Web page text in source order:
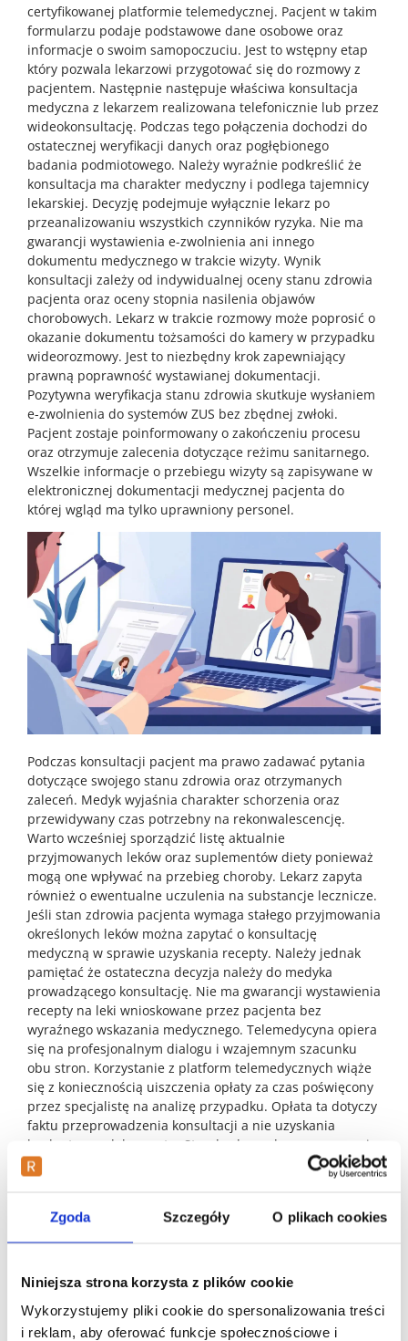
Zgoda Szczegóły O plikach cookies
Niniejsza strona korzysta z plików cookie
Wykorzystujemy pliki cookie do spersonalizowania treści
i reklam, aby oferować funkcje społecznościowe i
certyfikowanej platformie telemedycznej. Pacjent w takim
formularzu podaje podstawowe dane osobowe oraz
informacje o swoim samopoczuciu. Jest to wstępny etap
który pozwala lekarzowi przygotować się do rozmowy z
pacjentem. Następnie następuje właściwa konsultacja
medyczna z lekarzem realizowana telefonicznie lub przez
wideokonsultację. Podczas tego połączenia dochodzi do
ostatecznej weryfikacji danych oraz pogłębionego
badania podmiotowego. Należy wyraźnie podkreślić że
konsultacja ma charakter medyczny i podlega tajemnicy
lekarskiej. Decyzję podejmuje wyłącznie lekarz po
przeanalizowaniu wszystkich czynników ryzyka. Nie ma
gwarancji wystawienia e-zwolnienia ani innego
dokumentu medycznego w trakcie wizyty. Wynik
konsultacji zależy od indywidualnej oceny stanu zdrowia
pacjenta oraz oceny stopnia nasilenia objawów
chorobowych. Lekarz w trakcie rozmowy może poprosić o
okazanie dokumentu tożsamości do kamery w przypadku
wideorozmowy. Jest to niezbędny krok zapewniający
prawną poprawność wystawianej dokumentacji.
Pozytywna weryfikacja stanu zdrowia skutkuje wysłaniem
e-zwolnienia do systemów ZUS bez zbędnej zwłoki.
Pacjent zostaje poinformowany o zakończeniu procesu
oraz otrzymuje zalecenia dotyczące reżimu sanitarnego.
Wszelkie informacje o przebiegu wizyty są zapisywane w
elektronicznej dokumentacji medycznej pacjenta do
której wgląd ma tylko uprawniony personel.
Podczas konsultacji pacjent ma prawo zadawać pytania
dotyczące swojego stanu zdrowia oraz otrzymanych
zaleceń. Medyk wyjaśnia charakter schorzenia oraz
przewidywany czas potrzebny na rekonwalescencję.
Warto wcześniej sporządzić listę aktualnie
przyjmowanych leków oraz suplementów diety ponieważ
mogą one wpływać na przebieg choroby. Lekarz zapyta
również o ewentualne uczulenia na substancje lecznicze.
Jeśli stan zdrowia pacjenta wymaga stałego przyjmowania
określonych leków można zapytać o konsultację
medyczną w sprawie uzyskania recepty. Należy jednak
pamiętać że ostateczna decyzja należy do medyka
prowadzącego konsultację. Nie ma gwarancji wystawienia
recepty na leki wnioskowane przez pacjenta bez
wyraźnego wskazania medycznego. Telemedycyna opiera
się na profesjonalnym dialogu i wzajemnym szacunku
obu stron. Korzystanie z platform telemedycznych wiąże
się z koniecznością uiszczenia opłaty za czas poświęcony
przez specjalistę na analizę przypadku. Opłata ta dotyczy
faktu przeprowadzenia konsultacji a nie uzyskania
konkretnego dokumentu. Standardy medyczne wymagają
od lekarza obiektywizmu i niezależności w podejmowaniu
decyzji terapeutycznych. Orzeczenie o niezdolności do
stanowi podstawę do wypłaty wynagrodzenia
chorobowego lub zasiłku. Dlatego każda taka decyzja
Pacjent otrzymuje pełnowartościową opiekę medyczną
sprzyja szybszemu ustępowaniu objawów infekcyjnych.